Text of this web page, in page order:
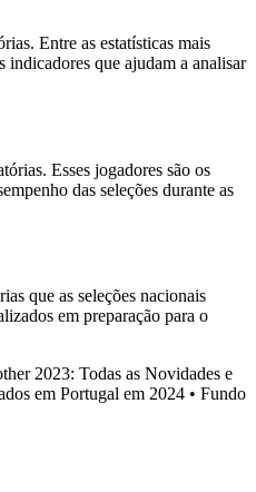
Entre as estatísticas mais
indicadores que ajudam a analisar
Esses jogadores são os
das seleções durante as
que as seleções nacionais
em preparação para o
2023: Todas as Novidades e
em Portugal em 2024 • Fundo